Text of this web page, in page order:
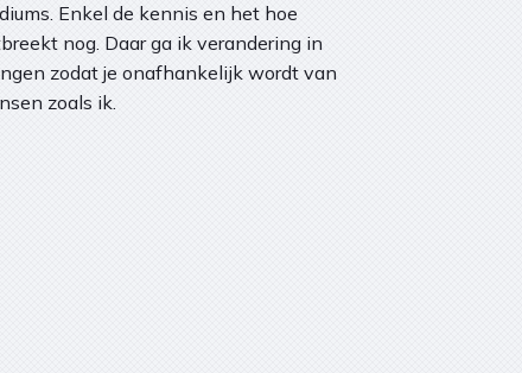
Enkel de kennis en het hoe
nog. Daar ga ik verandering in
zodat je onafhankelijk wordt van
zoals ik.